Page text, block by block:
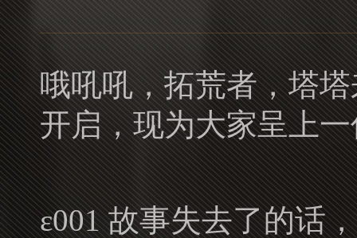
哦吼吼，拓荒者，塔
开启，现为大家呈上
ε001 故事失去了的话